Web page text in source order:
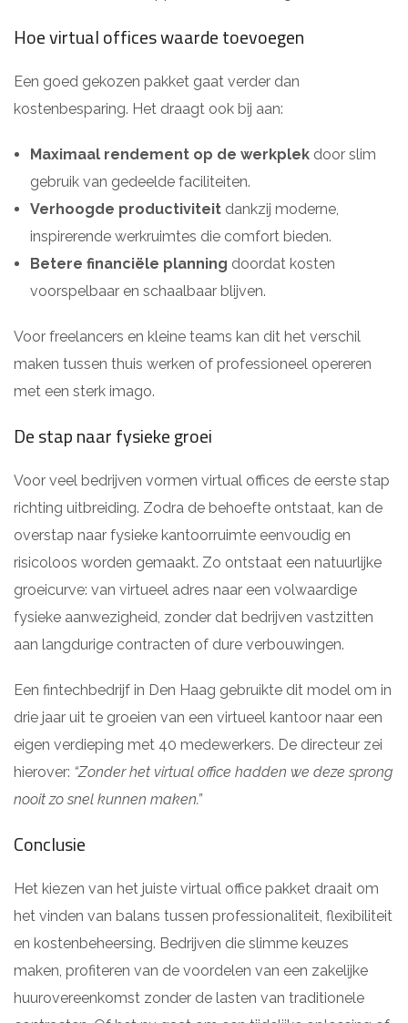
Hoe virtual offices waarde toevoegen
Een goed gekozen pakket gaat verder dan
kostenbesparing. Het draagt ook bij aan:
Maximaal rendement op de werkplek door slim
gebruik van gedeelde faciliteiten.
Verhoogde productiviteit dankzij moderne,
inspirerende werkruimtes die comfort bieden.
Betere financiële planning doordat kosten
voorspelbaar en schaalbaar blijven.
Voor freelancers en kleine teams kan dit het verschil
maken tussen thuis werken of professioneel opereren
met een sterk imago.
De stap naar fysieke groei
Voor veel bedrijven vormen virtual offices de eerste stap
richting uitbreiding. Zodra de behoefte ontstaat, kan de
overstap naar fysieke kantoorruimte eenvoudig en
risicoloos worden gemaakt. Zo ontstaat een natuurlijke
groeicurve: van virtueel adres naar een volwaardige
fysieke aanwezigheid, zonder dat bedrijven vastzitten
aan langdurige contracten of dure verbouwingen.
Een fintechbedrijf in Den Haag gebruikte dit model om in
drie jaar uit te groeien van een virtueel kantoor naar een
eigen verdieping met 40 medewerkers. De directeur zei
hierover: “Zonder het virtual office hadden we deze sprong
nooit zo snel kunnen maken.”
Conclusie
Het kiezen van het juiste virtual office pakket draait om
het vinden van balans tussen professionaliteit, flexibiliteit
en kostenbeheersing. Bedrijven die slimme keuzes
maken, profiteren van de voordelen van een zakelijke
huurovereenkomst zonder de lasten van traditionele